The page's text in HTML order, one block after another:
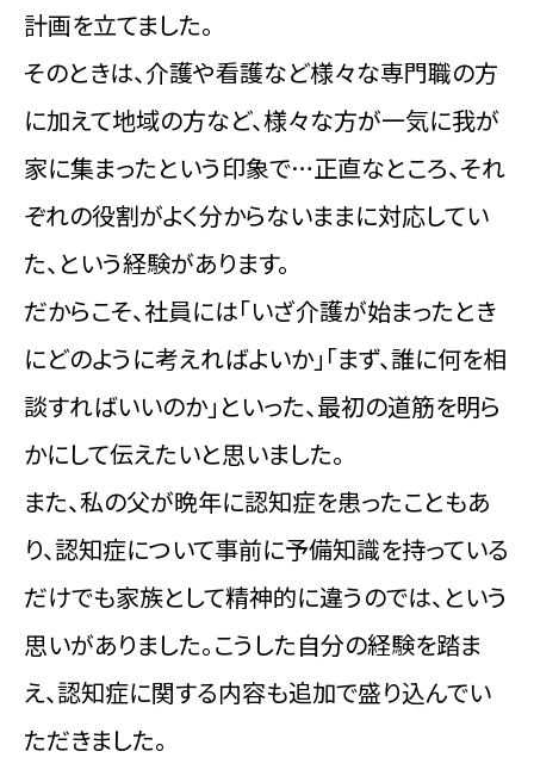
計画を立てました。
そのときは、介護や看護など様々な専門職の方
に加えて地域の方など、様々な方が一気に我が
家に集まったという印象で…正直なところ、それ
ぞれの役割がよく分からないままに対応してい
た、という経験があります。
だからこそ、社員には「いざ介護が始まったとき
にどのように考えればよいか」「まず、誰に何を相
談すればいいのか」といった、最初の道筋を明ら
かにして伝えたいと思いました。
また、私の父が晩年に認知症を患ったこともあ
り、認知症について事前に予備知識を持っている
だけでも家族として精神的に違うのでは、という
思いがありました。こうした自分の経験を踏ま
え、認知症に関する内容も追加で盛り込んでい
ただきました。